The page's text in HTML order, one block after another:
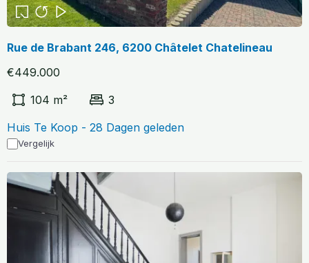
Rue de Brabant 246, 6200 Châtelet Chatelineau
€449.000
104 m²
3
Huis Te Koop - 28 Dagen geleden
Vergelijk